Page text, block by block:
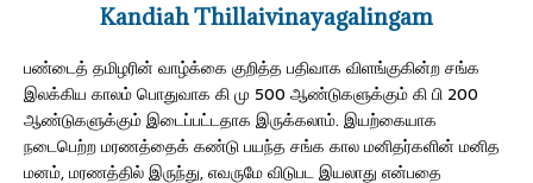
Kandiah Thillaivinayagalingam
பண்டைத் தமிழரின் வாழ்க்கை குறித்த பதிவாக விளங்குகின்ற சங்க
இலக்கிய காலம் பொதுவாக கி மு 500 ஆண்டுகளுக்கும் கி பி 200
ஆண்டுகளுக்கும் இடைப்பட்டதாக இருக்கலாம். இயற்கையாக
நடைபெற்ற மரணத்தைக் கண்டு பயந்த சங்க கால மனிதர்களின் மனித
மனம், மரணத்தில் இருந்து, எவருமே விடுபட இயலாது என்பதை